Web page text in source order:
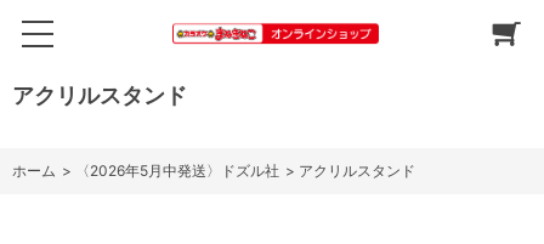
アクリルスタンド
ホーム > 〈2026年5月中発送〉ドズル社 > アクリルスタンド